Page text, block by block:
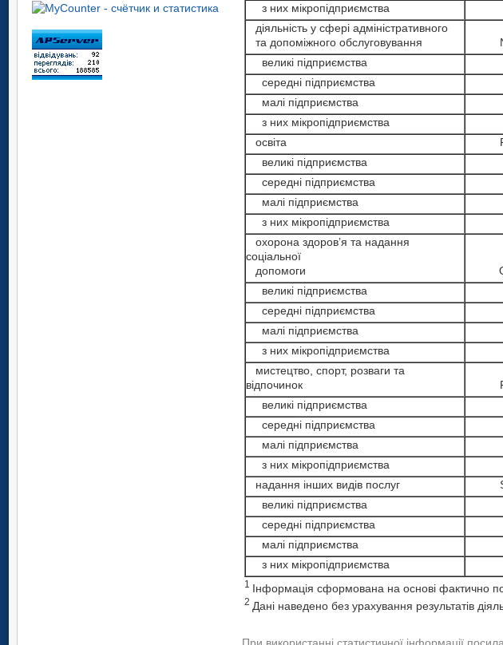
з них мікропідприємства
діяльність у сфері адміністративного
та допоміжного обслуговування
великі підприємства
середні підприємства
малі підприємства
з них мікропідприємства
освіта
великі підприємства
середні підприємства
малі підприємства
з них мікропідприємства
охорона здоров’я та надання
соціальної
допомоги
великі підприємства
середні підприємства
малі підприємства
з них мікропідприємства
мистецтво, спорт, розваги та
відпочинок
великі підприємства
середні підприємства
малі підприємства
з них мікропідприємства
надання інших видів послуг
великі підприємства
середні підприємства
малі підприємства
з них мікропідприємства
1 Інформація сформована на основі фактично
2 Дані наведено без урахування результатів